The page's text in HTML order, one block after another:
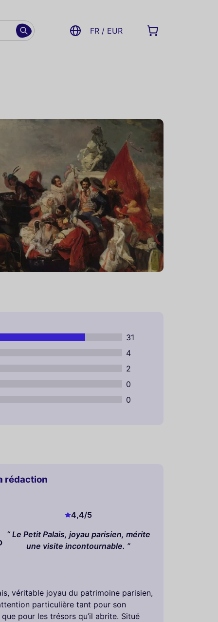
FR / EUR
31
4
2
0
0
rédaction
4,4/5
Le Petit Palais, joyau parisien, mérite
une visite incontournable.
véritable joyau du patrimoine parisien,
particulière tant pour son
pour les trésors qu’il abrite. Situé